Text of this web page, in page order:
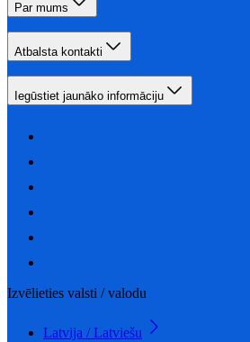
Par mums
Atbalsta kontakti
Iegūstiet jaunāko informāciju
Izvēlieties valsti / valodu
Latvija / Latviešu